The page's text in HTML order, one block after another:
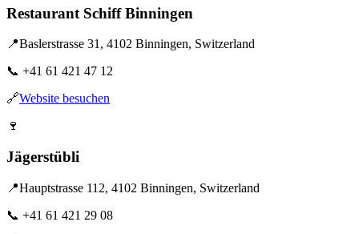
Restaurant Schiff Binningen
📍Baslerstrasse 31, 4102 Binningen, Switzerland
📞 +41 61 421 47 12
🔗Website besuchen
🍷
Jägerstübli
📍Hauptstrasse 112, 4102 Binningen, Switzerland
📞 +41 61 421 29 08